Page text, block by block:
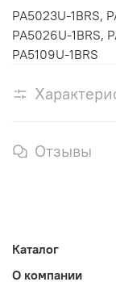
PA5023U-1BRS,
PA5026U-1BRS,
PA5109U-1BRS
Отзывы
Каталог
О компании